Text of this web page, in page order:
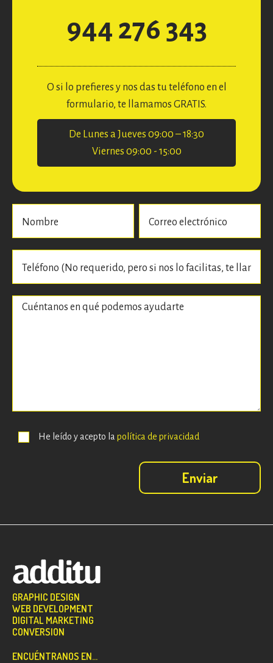
944 276 343
O si lo prefieres y nos das tu teléfono en el
formulario, te llamamos GRATIS.
De Lunes a Jueves 09:00 – 18:30
Viernes 09:00 - 15:00
He leído y acepto la política de privacidad
GRAPHIC DESIGN
WEB DEVELOPMENT
DIGITAL MARKETING
CONVERSION
ENCUÉNTRANOS EN...